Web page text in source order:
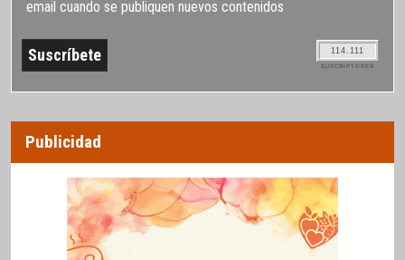
email cuando se publiquen nuevos contenidos
114.111
SUSCRIPTORES
Publicidad